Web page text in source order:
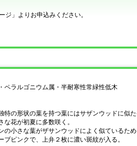
ジ」よりお申込みください。
ペラルゴニウム属・半耐寒性常緑性低木
特の形状の葉を持つ葉にはサザンウッドに似
な花が初夏に多数咲く。
の小さな葉がザサンウッドによく似ているた
ブピンクで、上弁２枚に濃い斑紋が入る。